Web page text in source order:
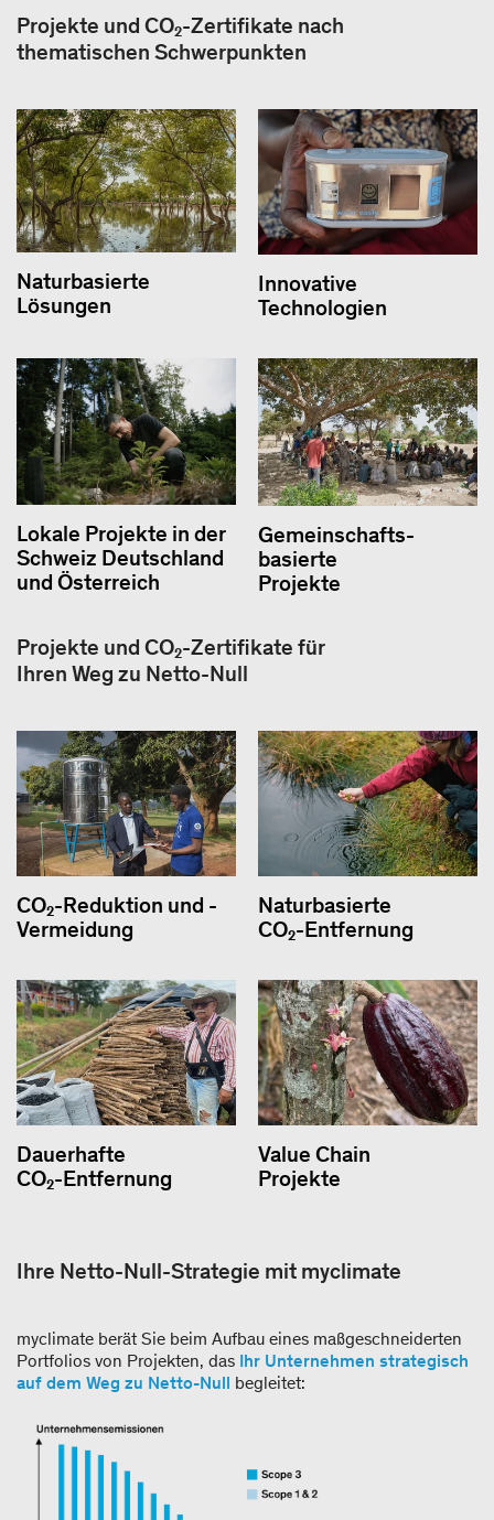
Projekte und CO₂-Zertifikate nach
thematischen Schwerpunkten
Naturbasierte
Lösungen
Innovative
Technologien
Lokale Projekte in der
Schweiz Deutschland
und Österreich
Gemeinschafts-
basierte
Projekte
Projekte und CO₂-Zertifikate für
Ihren Weg zu Netto-Null
CO₂-Reduktion und -
Vermeidung
Naturbasierte
CO₂-Entfernung
Dauerhafte
CO₂-Entfernung
Value Chain
Projekte
Ihre Netto-Null-Strategie mit myclimate
myclimate berät Sie beim Aufbau eines maßgeschneiderten
Portfolios von Projekten, das Ihr Unternehmen strategisch
auf dem Weg zu Netto-Null begleitet: